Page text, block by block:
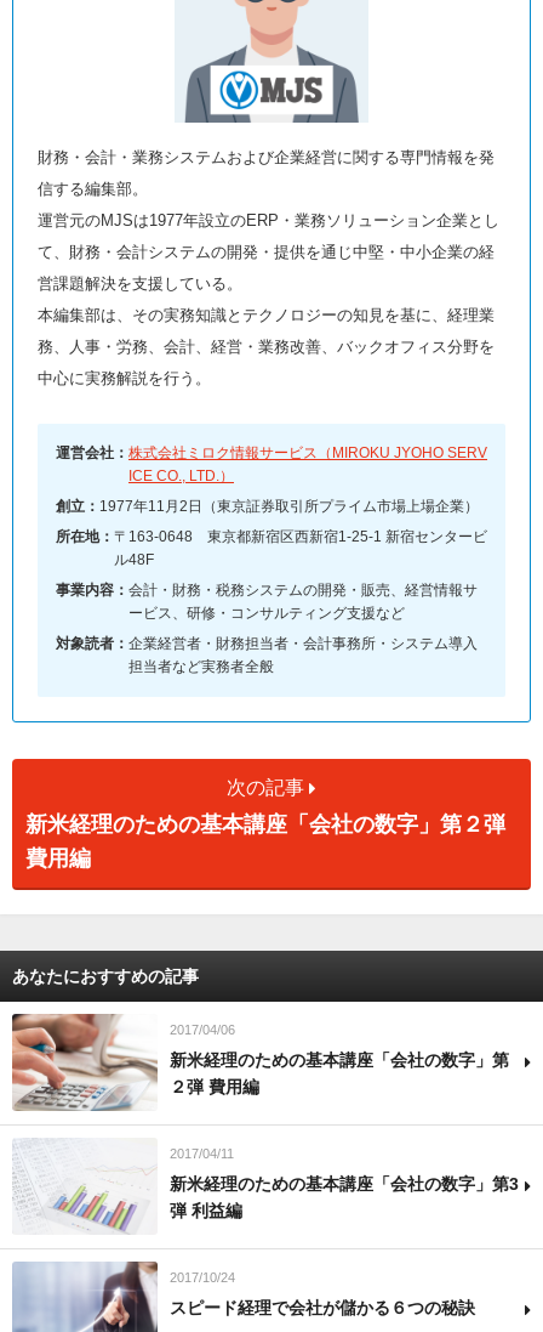
財務・会計・業務システムおよび企業経営に関する専門情報を発
信する編集部。
運営元のMJSは1977年設立のERP・業務ソリューション企業とし
て、財務・会計システムの開発・提供を通じ中堅・中小企業の経
営課題解決を支援している。
本編集部は、その実務知識とテクノロジーの知見を基に、経理業
務、人事・労務、会計、経営・業務改善、バックオフィス分野を
中心に実務解説を行う。
運営会社： 株式会社ミロク情報サービス（MIROKU JYOHO SERV
ICE CO., LTD.）
創立： 1977年11月2日（東京証券取引所プライム市場上場企業）
所在地： 〒163-0648 東京都新宿区西新宿1-25-1 新宿センタービ
ル48F
事業内容： 会計・財務・税務システムの開発・販売、経営情報サ
ービス、研修・コンサルティング支援など
対象読者： 企業経営者・財務担当者・会計事務所・システム導入
担当者など実務者全般
次の記事
新米経理のための基本講座「会社の数字」第２弾
費用編
あなたにおすすめの記事
2017/04/06
新米経理のための基本講座「会社の数字」第
２弾 費用編
2017/04/11
新米経理のための基本講座「会社の数字」第3
弾 利益編
2017/10/24
スピード経理で会社が儲かる６つの秘訣